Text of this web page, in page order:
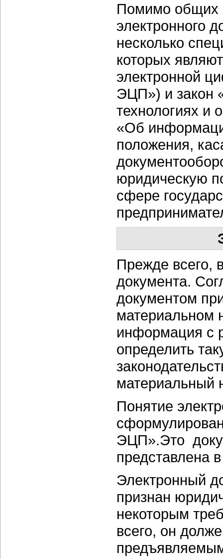
Помимо общих
электронного
несколько
которых
электронной
ЭЦП») и закон
технологиях
«Об
положения,
юридическую
сфере
Прежде всего,
документа.
документом
материальном
информация с
определить
материальный
Понятие
ЭЦП».Это
представлена
Электронный
признан
некоторым
всего, он